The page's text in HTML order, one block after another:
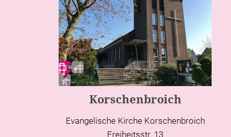
Korschenbroich
Evangelische Kirche Korschenbroich
Freiheitsstr. 13